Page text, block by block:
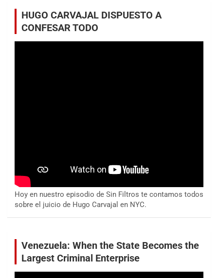
HUGO CARVAJAL DISPUESTO A
CONFESAR TODO
Hoy en nuestro episodio de Sin Filtros te contamos todos
sobre el juicio de Hugo Carvajal en NYC.
Venezuela: When the State Becomes the
Largest Criminal Enterprise